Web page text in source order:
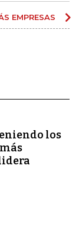
EMPRESAS
los